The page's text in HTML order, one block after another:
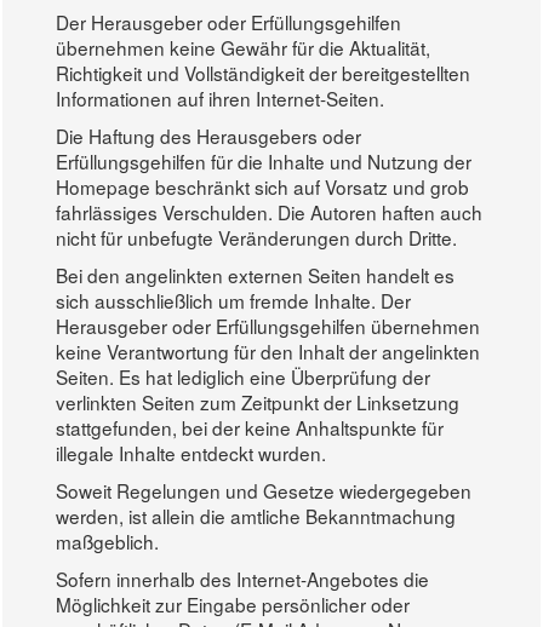
Der Herausgeber oder Erfüllungsgehilfen
übernehmen keine Gewähr für die Aktualität,
Richtigkeit und Vollständigkeit der bereitgestellten
Informationen auf ihren Internet-Seiten.
Die Haftung des Herausgebers oder
Erfüllungsgehilfen für die Inhalte und Nutzung der
Homepage beschränkt sich auf Vorsatz und grob
fahrlässiges Verschulden. Die Autoren haften auch
nicht für unbefugte Veränderungen durch Dritte.
Bei den angelinkten externen Seiten handelt es
sich ausschließlich um fremde Inhalte. Der
Herausgeber oder Erfüllungsgehilfen übernehmen
keine Verantwortung für den Inhalt der angelinkten
Seiten. Es hat lediglich eine Überprüfung der
verlinkten Seiten zum Zeitpunkt der Linksetzung
stattgefunden, bei der keine Anhaltspunkte für
illegale Inhalte entdeckt wurden.
Soweit Regelungen und Gesetze wiedergegeben
werden, ist allein die amtliche Bekanntmachung
maßgeblich.
Sofern innerhalb des Internet-Angebotes die
Möglichkeit zur Eingabe persönlicher oder